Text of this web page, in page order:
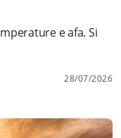
e afa. Si
28/07/2026